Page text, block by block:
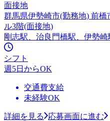
面接地
群馬県伊勢崎市(勤務地) 前
ル3階(面接地)
剛志駅、治良門橋駅、伊勢崎
シフト
週5日からOK
交通費支給
未経験OK
詳細を見る 応募画面に進む